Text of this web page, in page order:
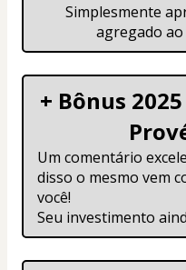
Simplesmente
agregado
+ Bônus
Um comentário
disso o mesmo vem
você!
Seu investimento